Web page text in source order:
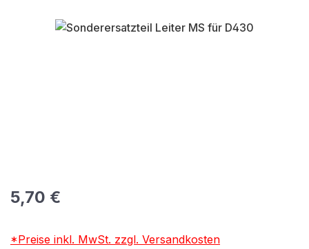
Bildergalerie überspringen
Regulärer Preis:
5,70 €
*Preise inkl. MwSt. zzgl. Versandkosten